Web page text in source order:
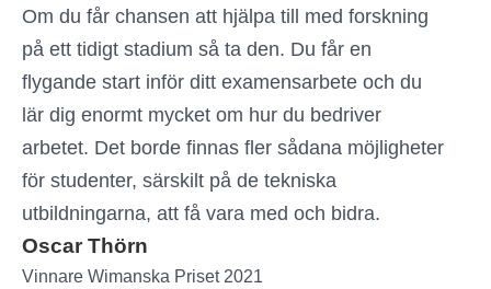
Om du får chansen att hjälpa till med forskning
på ett tidigt stadium så ta den. Du får en
flygande start inför ditt examensarbete och du
lär dig enormt mycket om hur du bedriver
arbetet. Det borde finnas fler sådana möjligheter
för studenter, särskilt på de tekniska
utbildningarna, att få vara med och bidra.
Oscar Thörn
Vinnare Wimanska Priset 2021